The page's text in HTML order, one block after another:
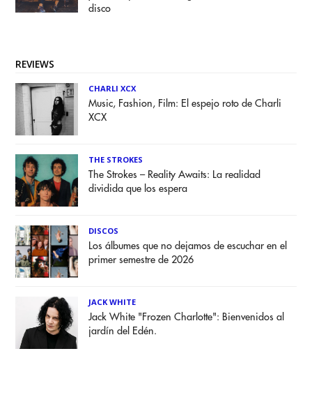
disco
REVIEWS
CHARLI XCX
Music, Fashion, Film: El espejo roto de Charli
XCX
THE STROKES
The Strokes – Reality Awaits: La realidad
dividida que los espera
DISCOS
Los álbumes que no dejamos de escuchar en el
primer semestre de 2026
JACK WHITE
Jack White "Frozen Charlotte": Bienvenidos al
jardín del Edén.